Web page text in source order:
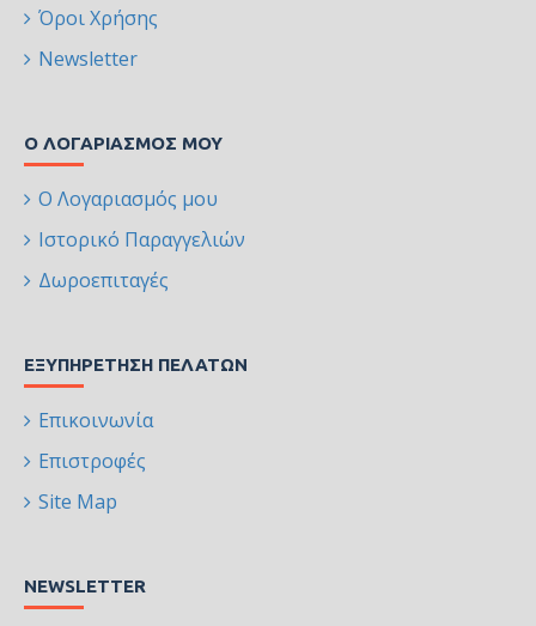
Όροι Χρήσης
Newsletter
Ο ΛΟΓΑΡΙΑΣΜΌΣ ΜΟΥ
Ο Λογαριασμός μου
Ιστορικό Παραγγελιών
Δωροεπιταγές
ΕΞΥΠΗΡΈΤΗΣΗ ΠΕΛΑΤΏΝ
Επικοινωνία
Επιστροφές
Site Map
NEWSLETTER